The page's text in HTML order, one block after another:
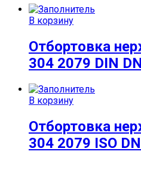
В корзину
Отбортовка
304 2079 DIN
В корзину
Отбортовка
304 2079 ISO